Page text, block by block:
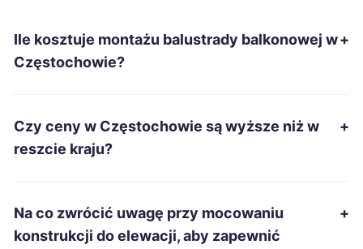
Szczecinek 213 zł
Tomaszów Mazowiecki
Suwałki
Ile kosztuje montażu balustrady balkonowej w
Częstochowie?
+
Czy ceny w Częstochowie są wyższe niż w
reszcie kraju?
+
Na co zwrócić uwagę przy mocowaniu
konstrukcji do elewacji, aby zapewnić
+